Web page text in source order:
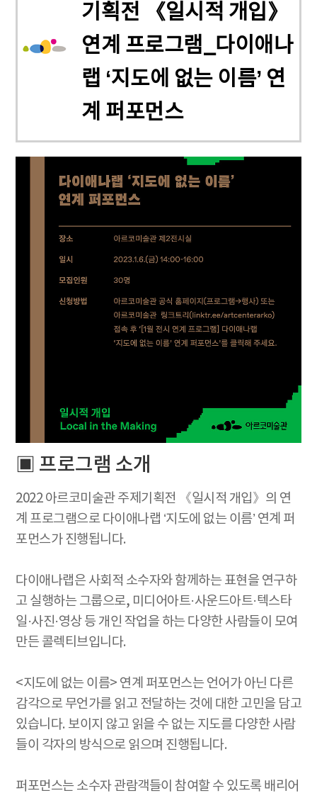
기획전 《일시적 개입》
연계 프로그램_다이애나
랩 ‘지도에 없는 이름’ 연
계 퍼포먼스
▣ 프로그램 소개
2022 아르코미술관 주제기획전 《일시적 개입》의 연
계 프로그램으로 다이애나랩 ‘지도에 없는 이름’ 연계 퍼
포먼스가 진행됩니다.
다이애나랩은 사회적 소수자와 함께하는 표현을 연구하
고 실행하는 그룹으로, 미디어아트·사운드아트·텍스타
일·사진·영상 등 개인 작업을 하는 다양한 사람들이 모여
만든 콜렉티브입니다.
<지도에 없는 이름> 연계 퍼포먼스는 언어가 아닌 다른
감각으로 무언가를 읽고 전달하는 것에 대한 고민을 담고
있습니다. 보이지 않고 읽을 수 없는 지도를 다양한 사람
들이 각자의 방식으로 읽으며 진행됩니다.
퍼포먼스는 소수자 관람객들이 참여할 수 있도록 배리어